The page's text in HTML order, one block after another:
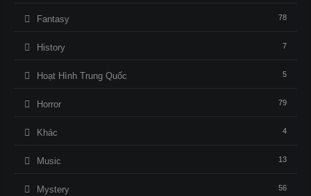
Fantasy 78
History 7
Hoạt Hình Trung Quốc 5
Horror 79
Khác 4
Music 13
Mystery 56